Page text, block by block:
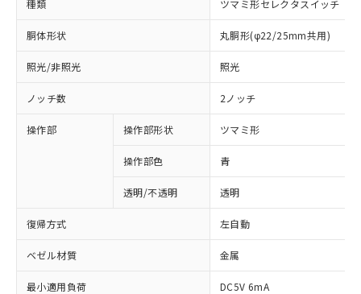
種類 ツマミ形セレクタスイッチ
胴体形状 丸胴形(φ22/25mm共用)
照光/非照光 照光
ノッチ数 2ノッチ
操作部 操作部形状 ツマミ形
操作部色 青
透明/不透明 透明
復帰方式 左自動
ベゼル材質 金属
最小適用負荷 DC5V 6mA